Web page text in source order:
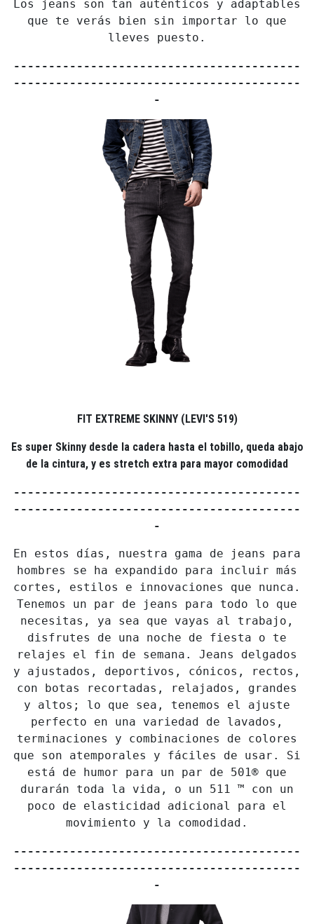
Los jeans son tan auténticos y adaptables
que te verás bien sin importar lo que
lleves puesto.
-----------------------------------------
-----------------------------------------
-
FIT EXTREME SKINNY (LEVI'S 519)
Es super Skinny desde la cadera hasta el tobillo, queda abajo
de la cintura, y es stretch extra para mayor comodidad
-----------------------------------------
-----------------------------------------
-
En estos días, nuestra gama de jeans para
hombres se ha expandido para incluir más
cortes, estilos e innovaciones que nunca.
Tenemos un par de jeans para todo lo que
necesitas, ya sea que vayas al trabajo,
disfrutes de una noche de fiesta o te
relajes el fin de semana. Jeans delgados
y ajustados, deportivos, cónicos, rectos,
con botas recortadas, relajados, grandes
y altos; lo que sea, tenemos el ajuste
perfecto en una variedad de lavados,
terminaciones y combinaciones de colores
que son atemporales y fáciles de usar. Si
está de humor para un par de 501® que
durarán toda la vida, o un 511 ™ con un
poco de elasticidad adicional para el
movimiento y la comodidad.
-----------------------------------------
-----------------------------------------
-